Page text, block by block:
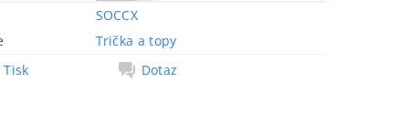
SOCCX
Trička a topy
Tisk
Dotaz